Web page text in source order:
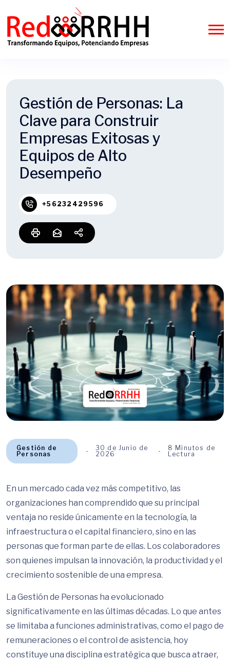
Gestión de Personas: La
Clave para Construir
Empresas Exitosas y
Equipos de Alto
Desempeño
+56232429596
Gestión de
Personas
30 de Junio de
2026
8 Minutos de
Lectura
En un mercado cada vez más competitivo, las
organizaciones han comprendido que su principal
ventaja no reside únicamente en la tecnología, la
infraestructura o el capital financiero, sino en las
personas que forman parte de ellas. Los colaboradores
son quienes impulsan la innovación, la productividad y el
crecimiento sostenible de una empresa.
La Gestión de Personas ha evolucionado
significativamente en las últimas décadas. Lo que antes
se limitaba a funciones administrativas, como el pago de
remuneraciones o el control de asistencia, hoy
constituye una disciplina estratégica que busca atraer,